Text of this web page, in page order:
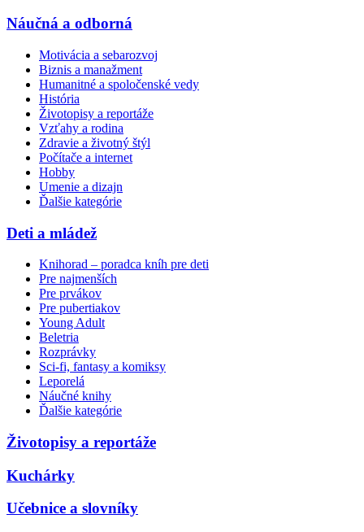
Náučná a odborná
Motivácia a sebarozvoj
Biznis a manažment
Humanitné a spoločenské vedy
História
Životopisy a reportáže
Vzťahy a rodina
Zdravie a životný štýl
Počítače a internet
Hobby
Umenie a dizajn
Ďalšie kategórie
Deti a mládež
Knihorad – poradca kníh pre deti
Pre najmenších
Pre prvákov
Pre pubertiakov
Young Adult
Beletria
Rozprávky
Sci-fi, fantasy a komiksy
Leporelá
Náučné knihy
Ďalšie kategórie
Životopisy a reportáže
Kuchárky
Učebnice a slovníky